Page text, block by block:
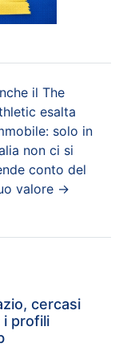
il The
esalta
solo in
non ci si
conto del
valore →
cercasi
i profili